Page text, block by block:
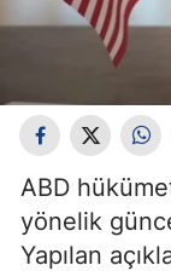
ABD
yönelik
Yapılan